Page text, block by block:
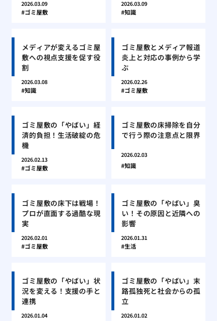
2026.03.09
ゴミ屋敷
2026.03.09
知識
メディアが変えるゴミ屋
敷への視点支援を促す役
割
2026.03.08
知識
ゴミ屋敷とメディア報道
炎上と対応の事例から学
ぶ
2026.02.26
ゴミ屋敷
ゴミ屋敷の「やばい」経
済的負担！生活破綻の危
機
2026.02.13
ゴミ屋敷
ゴミ屋敷の床掃除を自分
で行う際の注意点と限界
2026.02.03
知識
ゴミ屋敷の床下は戦場！
プロが直面する過酷な現
実
2026.02.01
ゴミ屋敷
ゴミ屋敷の「やばい」臭
い！その原因と近隣への
影響
2026.01.31
生活
ゴミ屋敷の「やばい」状
況を変える！支援の手と
連携
2026.01.04
ゴミ屋敷の「やばい」末
路孤独死と社会からの孤
立
2026.01.02